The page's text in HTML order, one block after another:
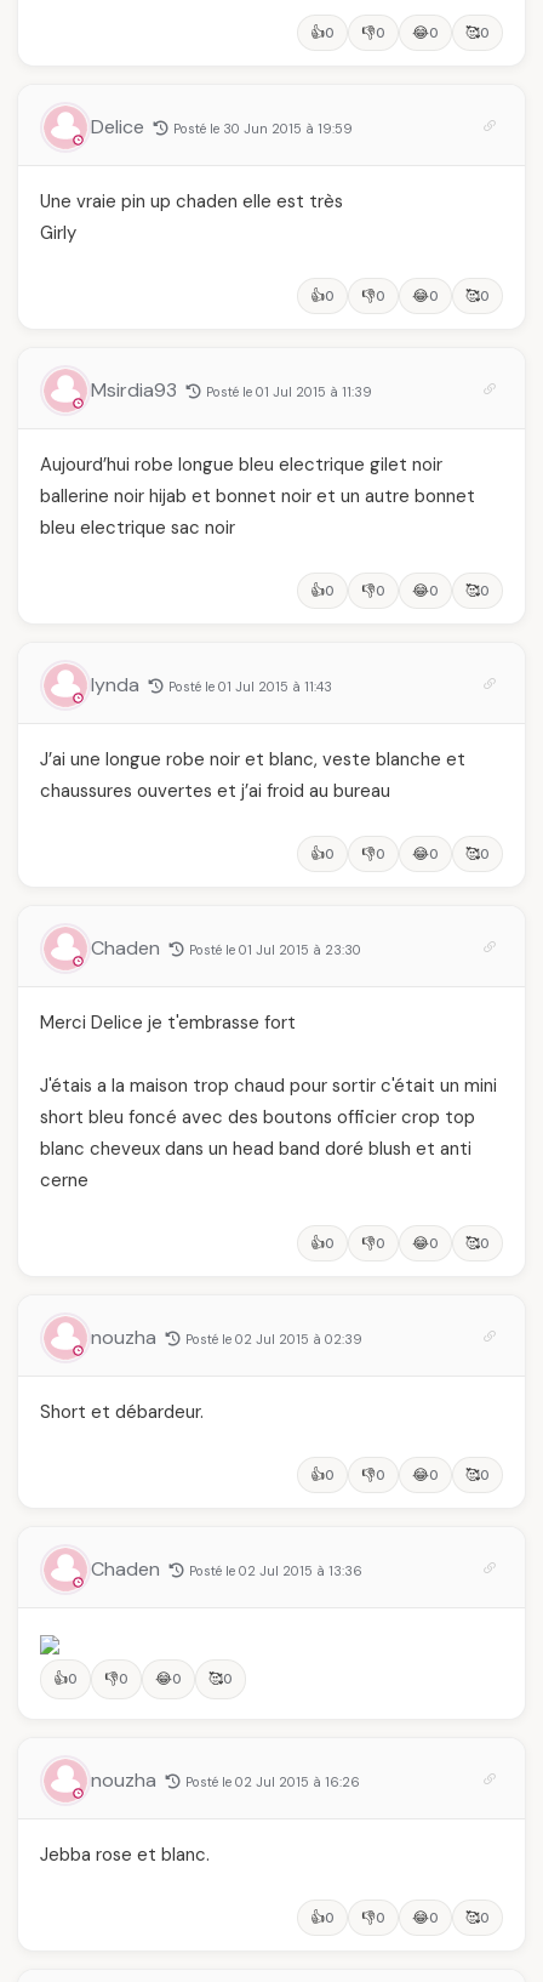
👍0 👎0 😂0 🥰0
Delice Posté le 30 Jun 2015 à 19:59
Une vraie pin up chaden elle est très
Girly
👍0 👎0 😂0 🥰0
Msirdia93 Posté le 01 Jul 2015 à 11:39
Aujourd’hui robe longue bleu electrique gilet noir
ballerine noir hijab et bonnet noir et un autre bonnet
bleu electrique sac noir
👍0 👎0 😂0 🥰0
lynda Posté le 01 Jul 2015 à 11:43
J’ai une longue robe noir et blanc, veste blanche et
chaussures ouvertes et j’ai froid au bureau
👍0 👎0 😂0 🥰0
Chaden Posté le 01 Jul 2015 à 23:30
Merci Delice je t'embrasse fort
J'étais a la maison trop chaud pour sortir c'était un mini
short bleu foncé avec des boutons officier crop top
blanc cheveux dans un head band doré blush et anti
cerne
👍0 👎0 😂0 🥰0
nouzha Posté le 02 Jul 2015 à 02:39
Short et débardeur.
👍0 👎0 😂0 🥰0
Chaden Posté le 02 Jul 2015 à 13:36
👍0 👎0 😂0 🥰0
nouzha Posté le 02 Jul 2015 à 16:26
Jebba rose et blanc.
👍0 👎0 😂0 🥰0